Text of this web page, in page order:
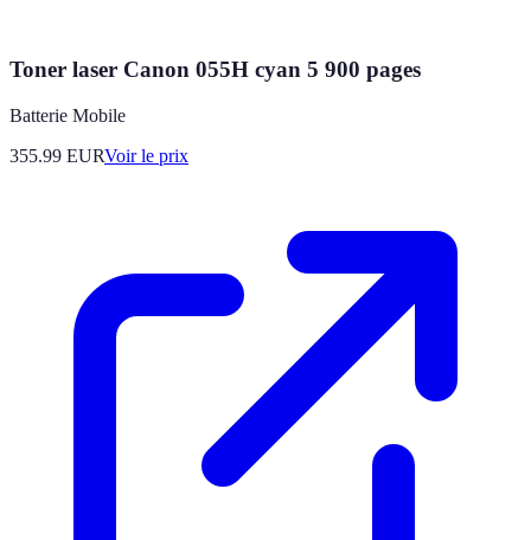
Toner laser Canon 055H cyan 5 900 pages
Batterie Mobile
355.99 EURVoir le prix